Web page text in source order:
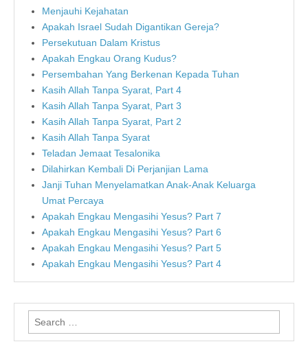
Menjauhi Kejahatan
Apakah Israel Sudah Digantikan Gereja?
Persekutuan Dalam Kristus
Apakah Engkau Orang Kudus?
Persembahan Yang Berkenan Kepada Tuhan
Kasih Allah Tanpa Syarat, Part 4
Kasih Allah Tanpa Syarat, Part 3
Kasih Allah Tanpa Syarat, Part 2
Kasih Allah Tanpa Syarat
Teladan Jemaat Tesalonika
Dilahirkan Kembali Di Perjanjian Lama
Janji Tuhan Menyelamatkan Anak-Anak Keluarga
Umat Percaya
Apakah Engkau Mengasihi Yesus? Part 7
Apakah Engkau Mengasihi Yesus? Part 6
Apakah Engkau Mengasihi Yesus? Part 5
Apakah Engkau Mengasihi Yesus? Part 4
Search
for: